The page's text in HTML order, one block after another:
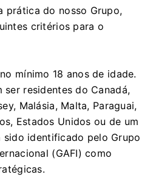
prática do nosso Grupo,
critérios para o
mínimo 18 anos de idade.
ser residentes do Canadá,
Malásia, Malta, Paraguai,
Estados Unidos ou de um
identificado pelo Grupo
(GAFI) como